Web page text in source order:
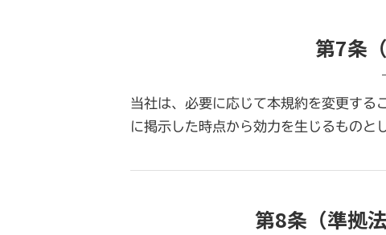
第7条
当社は、必要に応じて本規約を変更する
に掲示した時点から効力を生じるものと
第8条（準拠